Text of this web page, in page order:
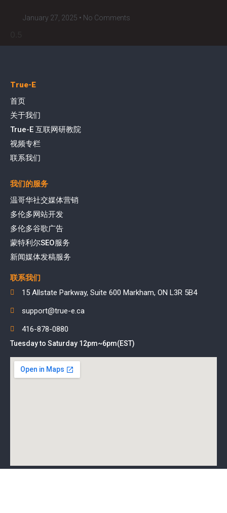
January 27, 2025 No Comments
True-E
首页
关于我们
True-E 互联网研教院
视频专栏
联系我们
我们的服务
温哥华社交媒体营销
多伦多网站开发
多伦多谷歌广告
蒙特利尔SEO服务
新闻媒体发稿服务
联系我们
15 Allstate Parkway, Suite 600 Markham, ON L3R 5B4
support@true-e.ca
416-878-0880
Tuesday to Saturday 12pm~6pm(EST)